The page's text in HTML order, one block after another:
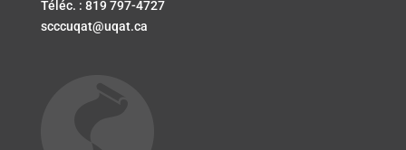
Téléc. : 819 797-4727
scccuqat@uqat.ca